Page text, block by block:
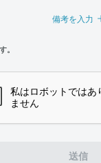
備考を入力
。
送信